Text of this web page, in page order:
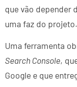
que vão depender
uma faz do projeto.
Uma ferramenta
Search Console,
Google e que